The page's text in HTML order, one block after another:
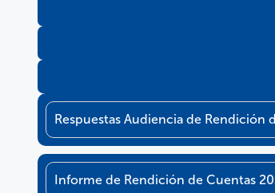
Respuestas Audiencia de Rendición
Informe de Rendición de Cuentas